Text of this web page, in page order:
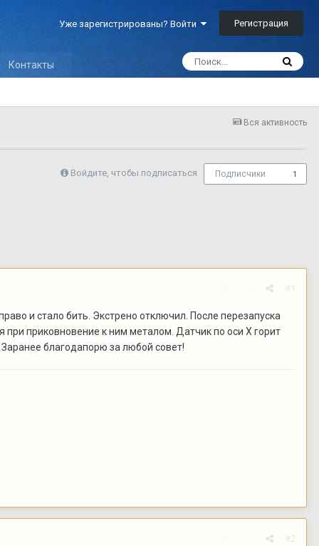
Уже зарегистрированы? Войти Регистрация
Контакты
Вся активность
Войдите, чтобы подписаться Подписчики 1
#1
и стало бить. Экстрено отключил. После перезапуска
приковновение к ним металом. Датчик по оси X горит
благодапорю за любой совет!
#2